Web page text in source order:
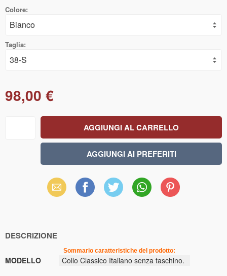
Colore:
Taglia:
98,00 €
Email Facebook X WhatsAppPinterest
DESCRIZIONE
Sommario caratteristiche del prodotto:
MODELLO Collo Classico Italiano senza taschino.